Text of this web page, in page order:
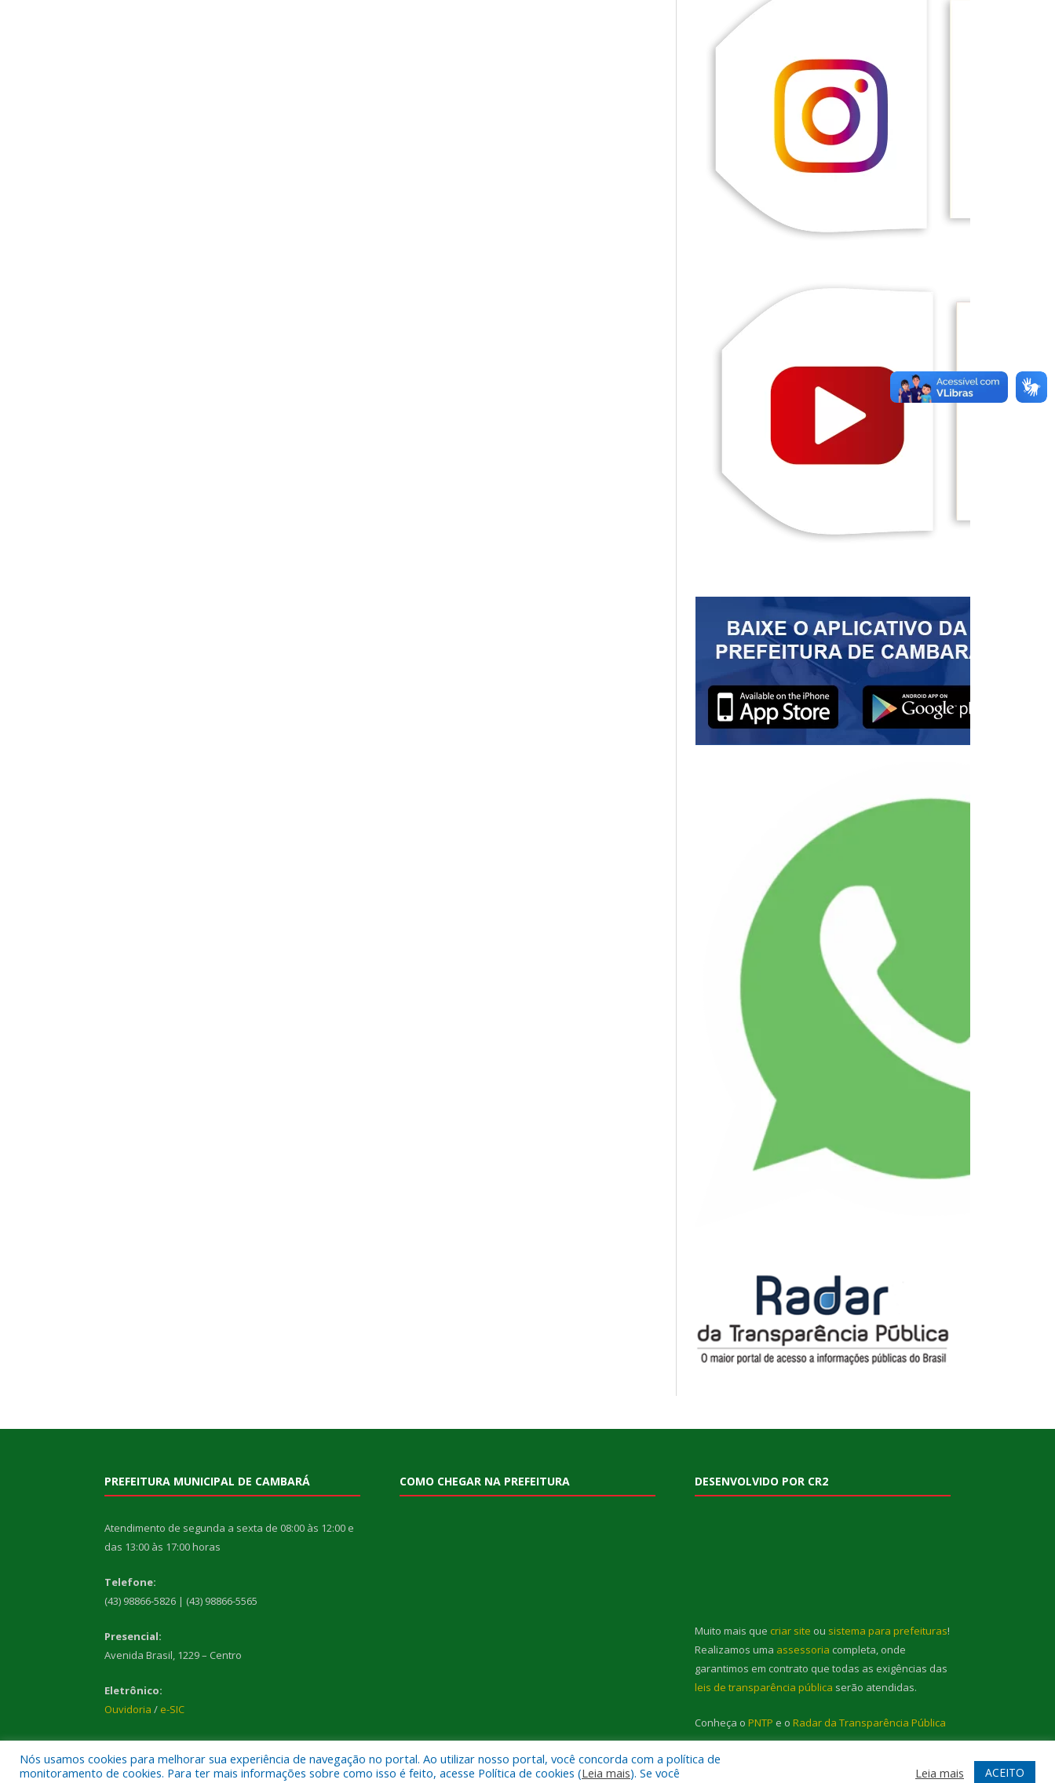
PREFEITURA MUNICIPAL DE CAMBARÁ
Atendimento de segunda a sexta de 08:00 às 12:00 e
das 13:00 às 17:00 horas
Telefone:
(43) 98866-5826 | (43) 98866-5565
Presencial:
Avenida Brasil, 1229 – Centro
Eletrônico:
Ouvidoria / e-SIC
COMO CHEGAR NA PREFEITURA DESENVOLVIDO POR CR2
Muito mais que criar site ou sistema para prefeituras!
Realizamos uma assessoria completa, onde
garantimos em contrato que todas as exigências das
leis de transparência pública serão atendidas.
Conheça o PNTP e o Radar da Transparência Pública
Nós usamos cookies para melhorar sua experiência de navegação no portal. Ao utilizar nosso portal, você concorda com a política de
monitoramento de cookies. Para ter mais informações sobre como isso é feito, acesse Política de cookies (Leia mais). Se você
Leia mais ACEITO